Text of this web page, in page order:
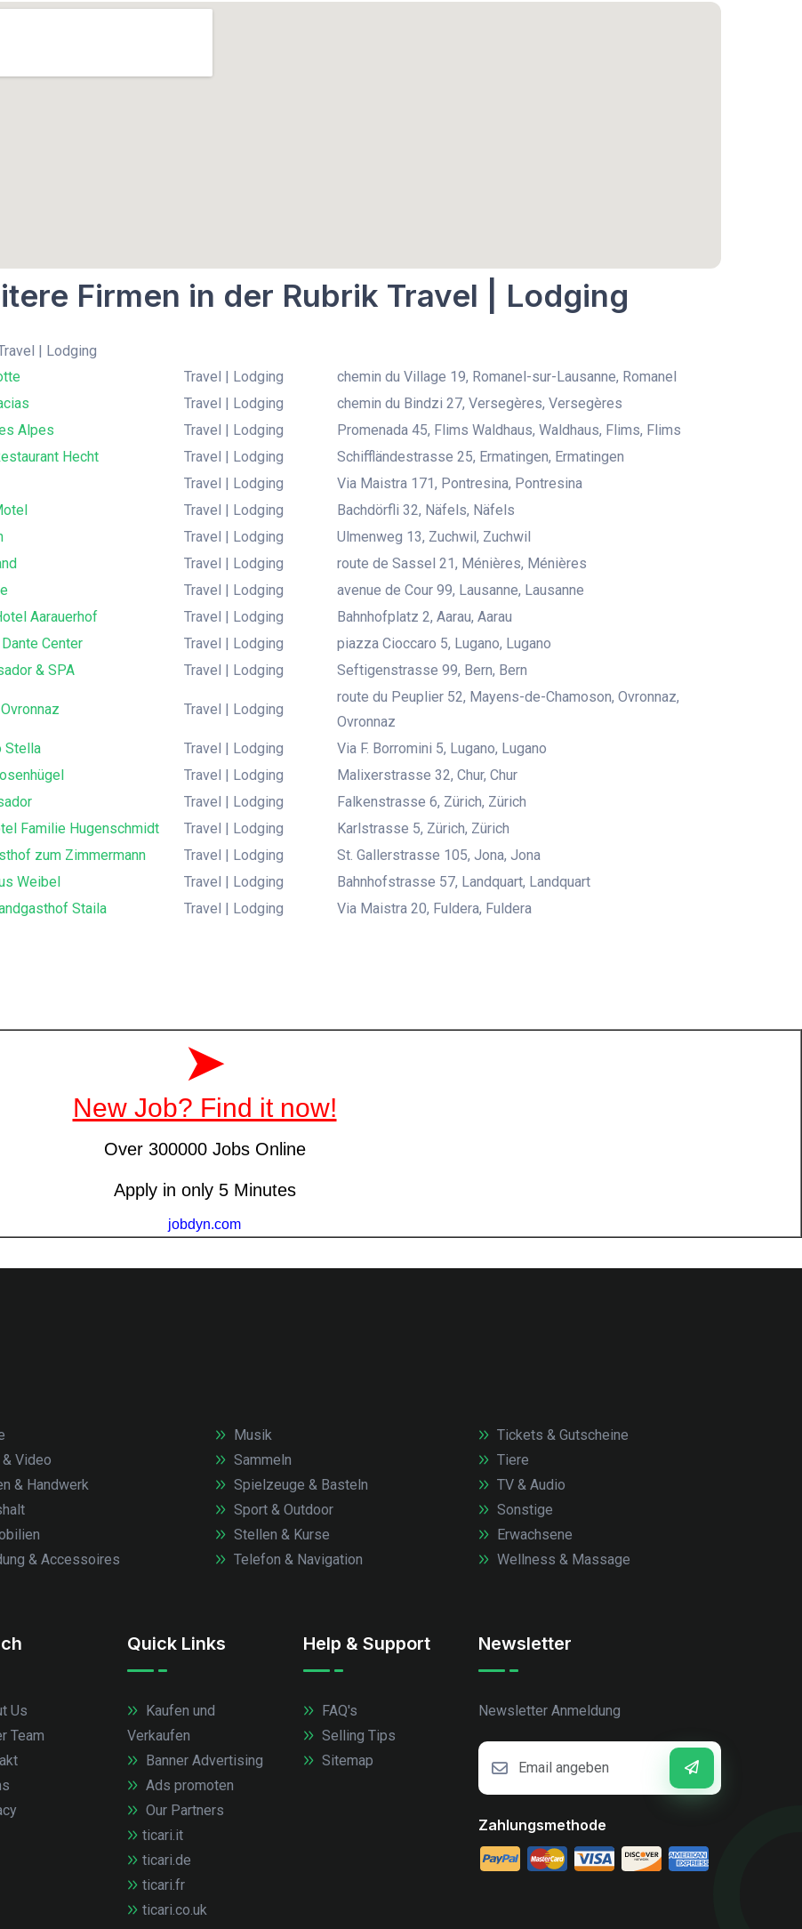
Firmen in der Rubrik Travel | Lodging
| Lodging
Travel | Lodging
chemin du Village 19, Romanel-sur-Lausanne, Romanel
Travel | Lodging
chemin du Bindzi 27, Versegères, Versegères
Alpes
Travel | Lodging
Promenada 45, Flims Waldhaus, Waldhaus, Flims, Flims
Hecht
Travel | Lodging
Schiffländestrasse 25, Ermatingen, Ermatingen
Travel | Lodging
Via Maistra 171, Pontresina, Pontresina
Travel | Lodging
Bachdörfli 32, Näfels, Näfels
Travel | Lodging
Ulmenweg 13, Zuchwil, Zuchwil
Travel | Lodging
route de Sassel 21, Ménières, Ménières
Travel | Lodging
avenue de Cour 99, Lausanne, Lausanne
Aarauerhof
Travel | Lodging
Bahnhofplatz 2, Aarau, Aarau
Center
Travel | Lodging
piazza Cioccaro 5, Lugano, Lugano
& SPA
Travel | Lodging Seftigenstrasse 99, Bern, Bern
Travel | Lodging
route du Peuplier 52, Mayens-de-Chamoson, Ovronnaz,
Ovronnaz
Stella
Travel | Lodging
Via F. Borromini 5, Lugano, Lugano
Travel | Lodging
Malixerstrasse 32, Chur, Chur
Travel | Lodging
Falkenstrasse 6, Zürich, Zürich
Familie Hugenschmidt
Travel | Lodging
Karlstrasse 5, Zürich, Zürich
zum Zimmermann
Travel | Lodging
St. Gallerstrasse 105, Jona, Jona
Weibel
Travel | Lodging
Bahnhofstrasse 57, Landquart, Landquart
Staila
Travel | Lodging Via Maistra 20, Fuldera, Fuldera
Video
& Handwerk
& Accessoires
Musik
Sammeln
Spielzeuge & Basteln
Sport & Outdoor
Stellen & Kurse
Telefon & Navigation
Tickets & Gutscheine
Tiere
TV & Audio
Sonstige
Erwachsene
Wellness & Massage
Us
Team
Quick Links
Kaufen und
Verkaufen
Banner Advertising
Ads promoten
Our Partners
ticari.it
ticari.de
ticari.fr
ticari.co.uk
Help & Support
FAQ's
Selling Tips
Sitemap
Newsletter
Newsletter Anmeldung
Zahlungsmethode